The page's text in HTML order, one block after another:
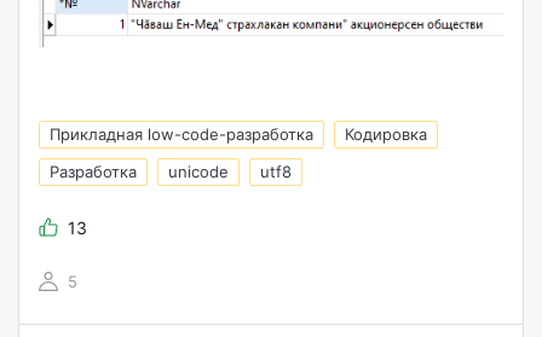
Прикладная low-code-разработка
Кодировка
Разработка
unicode utf8
13
5